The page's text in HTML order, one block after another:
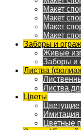
Макет
Макет
Макет
Макет
Заборы и
Живые
Заборы и
Листва
Листва
Цветы
Имитация
Цветные